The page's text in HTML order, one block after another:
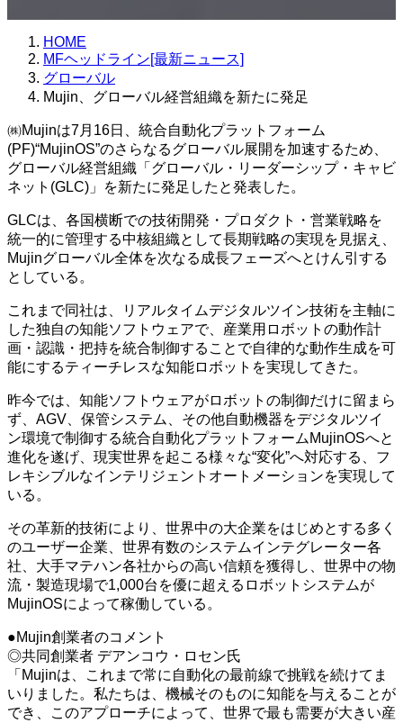
HOME
MFヘッドライン[最新ニュース]
グローバル
Mujin、グローバル経営組織を新たに発足
㈱Mujinは7月16日、統合自動化プラットフォーム
(PF)“MujinOS”のさらなるグローバル展開を加速するため、
グローバル経営組織「グローバル・リーダーシップ・キャビ
ネット(GLC)」を新たに発足したと発表した。
GLCは、各国横断での技術開発・プロダクト・営業戦略を
統一的に管理する中核組織として長期戦略の実現を見据え、
Mujinグローバル全体を次なる成長フェーズへとけん引する
としている。
これまで同社は、リアルタイムデジタルツイン技術を主軸に
した独自の知能ソフトウェアで、産業用ロボットの動作計
画・認識・把持を統合制御することで自律的な動作生成を可
能にするティーチレスな知能ロボットを実現してきた。
昨今では、知能ソフトウェアがロボットの制御だけに留まら
ず、AGV、保管システム、その他自動機器をデジタルツイ
ン環境で制御する統合自動化プラットフォームMujinOSへと
進化を遂げ、現実世界を起こる様々な“変化”へ対応する、フ
レキシブルなインテリジェントオートメーションを実現して
いる。
その革新的技術により、世界中の大企業をはじめとする多く
のユーザー企業、世界有数のシステムインテグレーター各
社、大手マテハン各社からの高い信頼を獲得し、世界中の物
流・製造現場で1,000台を優に超えるロボットシステムが
MujinOSによって稼働している。
●Mujin創業者のコメント
◎共同創業者 デアンコウ・ロセン氏
「Mujinは、これまで常に自動化の最前線で挑戦を続けてま
いりました。私たちは、機械そのものに知能を与えることが
でき、このアプローチによって、世界で最も需要が大きい産